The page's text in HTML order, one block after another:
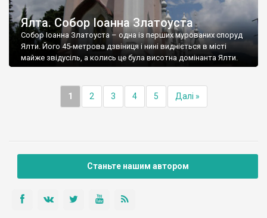
Ялта. Собор Іоанна Златоуста
Собор Іоанна Златоуста – одна із перших мурованих споруд
Ялти. Його 45-метрова дзвіниця і нині видніється в місті
майже звідусіль, а колись це була висотна домінанта Ялти.
1 2 3 4 5 Далі »
Станьте нашим автором